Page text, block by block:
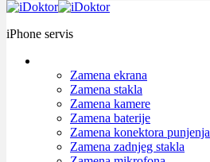
iPhone servis
Zamena ekrana
Zamena stakla
Zamena kamere
Zamena baterije
Zamena konektora punjenja
Zamena zadnjeg stakla